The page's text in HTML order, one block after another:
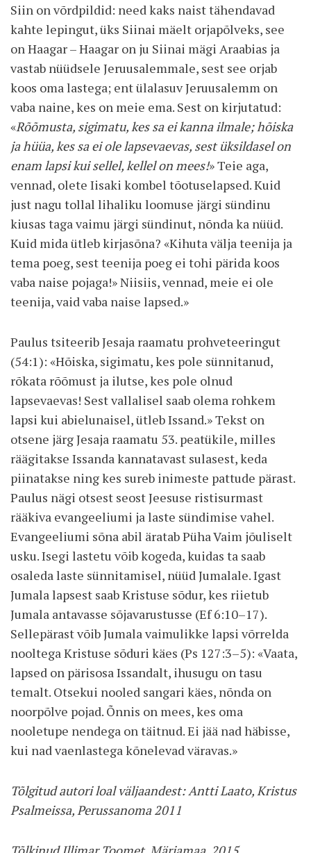
Siin on võrdpildid: need kaks naist tähendavad
kahte lepingut, üks Siinai mäelt orjapõlveks, see
on Haagar – Haagar on ju Siinai mägi Araabias ja
vastab nüüdsele Jeruusalemmale, sest see orjab
koos oma lastega; ent ülalasuv Jeruusalemm on
vaba naine, kes on meie ema. Sest on kirjutatud:
«Rõõmusta, sigimatu, kes sa ei kanna ilmale; hõiska
ja hüüa, kes sa ei ole lapsevaevas, sest üksildasel on
enam lapsi kui sellel, kellel on mees!» Teie aga,
vennad, olete Iisaki kombel tõotuselapsed. Kuid
just nagu tollal lihaliku loomuse järgi sündinu
kiusas taga vaimu järgi sündinut, nõnda ka nüüd.
Kuid mida ütleb kirjasõna? «Kihuta välja teenija ja
tema poeg, sest teenija poeg ei tohi pärida koos
vaba naise pojaga!» Niisiis, vennad, meie ei ole
teenija, vaid vaba naise lapsed.»
Paulus tsiteerib Jesaja raamatu prohveteeringut
(54:1): «Hõiska, sigimatu, kes pole sünnitanud,
rõkata rõõmust ja ilutse, kes pole olnud
lapsevaevas! Sest vallalisel saab olema rohkem
lapsi kui abielunaisel, ütleb Issand.» Tekst on
otsene järg Jesaja raamatu 53. peatükile, milles
räägitakse Issanda kannatavast sulasest, keda
piinatakse ning kes sureb inimeste pattude pärast.
Paulus nägi otsest seost Jeesuse ristisurmast
rääkiva evangeeliumi ja laste sündimise vahel.
Evangeeliumi sõna abil äratab Püha Vaim jõuliselt
usku. Isegi lastetu võib kogeda, kuidas ta saab
osaleda laste sünnitamisel, nüüd Jumalale. Igast
Jumala lapsest saab Kristuse sõdur, kes riietub
Jumala antavasse sõjavarustusse (Ef 6:10–17).
Sellepärast võib Jumala vaimulikke lapsi võrrelda
nooltega Kristuse sõduri käes (Ps 127:3–5): «Vaata,
lapsed on pärisosa Issandalt, ihusugu on tasu
temalt. Otsekui nooled sangari käes, nõnda on
noorpõlve pojad. Õnnis on mees, kes oma
nooletupe nendega on täitnud. Ei jää nad häbisse,
kui nad vaenlastega kõnelevad väravas.»
Tõlgitud autori loal väljaandest: Antti Laato, Kristus
Psalmeissa, Perussanoma 2011